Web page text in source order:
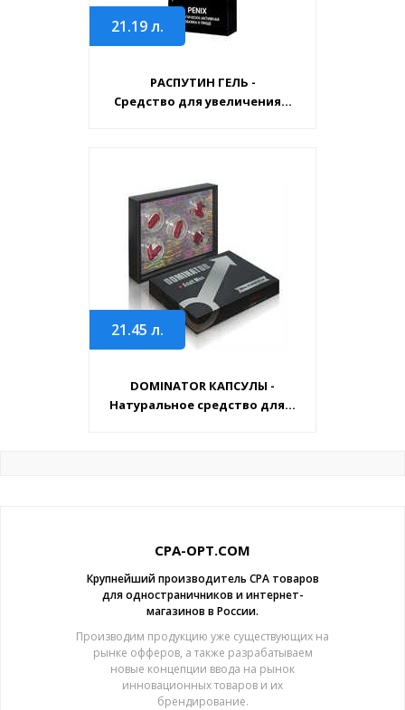
21.19л.
РАСПУТИН ГЕЛЬ -
Средство для увеличения...
21.45 л.
DOMINATOR КАПСУЛЫ -
Натуральное средство для...
CPA-OPT.COM
Крупнейший производитель CPA товаров
для одностраничников и интернет-
магазинов в России.
Производим продукцию уже существующих на
рынке офферов, а также разрабатываем
новые концепции ввода на рынок
инновационных товаров и их
брендирование.